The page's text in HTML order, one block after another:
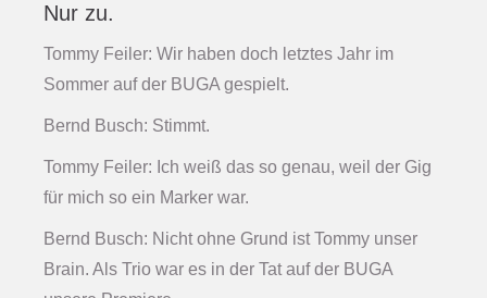
Nur zu.
Tommy Feiler: Wir haben doch letztes Jahr im
Sommer auf der BUGA gespielt.
Bernd Busch: Stimmt.
Tommy Feiler: Ich weiß das so genau, weil der Gig
für mich so ein Marker war.
Bernd Busch: Nicht ohne Grund ist Tommy unser
Brain. Als Trio war es in der Tat auf der BUGA